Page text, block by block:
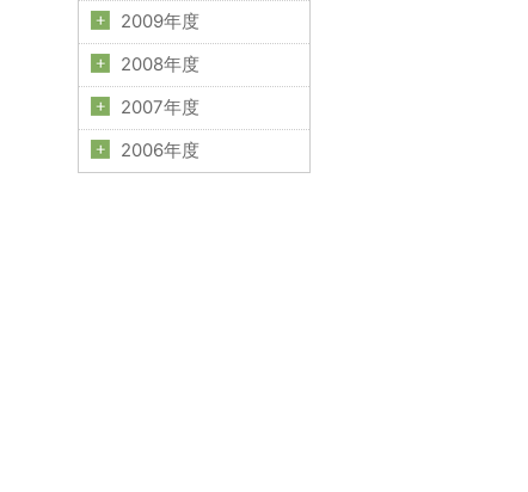
2009年度
2008年度
2007年度
2006年度